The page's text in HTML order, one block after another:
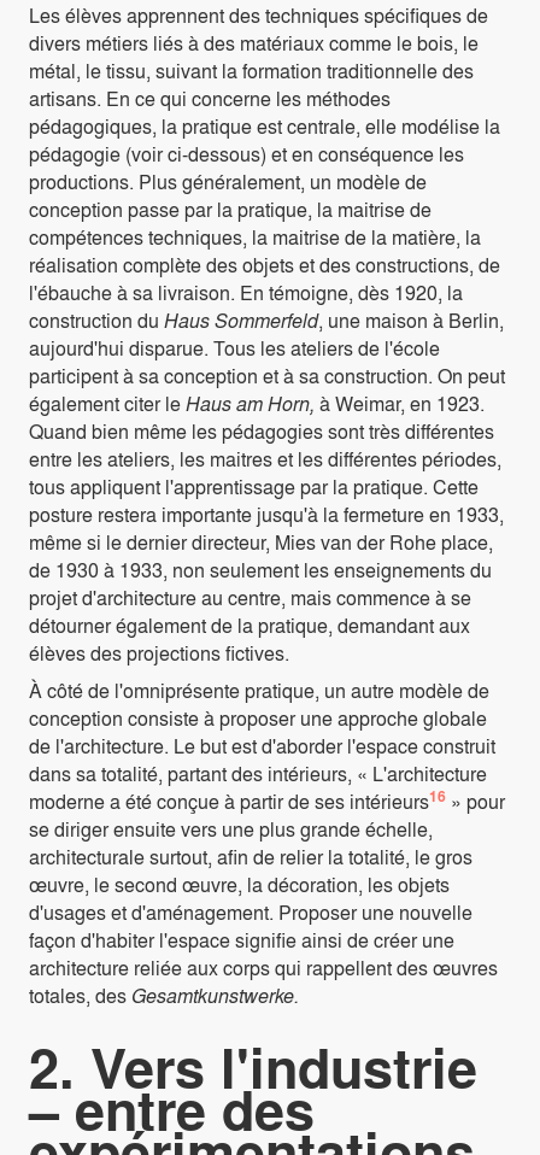
Les élèves apprennent des techniques spécifiques de
divers métiers liés à des matériaux comme le bois, le
métal, le tissu, suivant la formation traditionnelle des
artisans. En ce qui concerne les méthodes
pédagogiques, la pratique est centrale, elle modélise la
pédagogie (voir ci-dessous) et en conséquence les
productions. Plus généralement, un modèle de
conception passe par la pratique, la maitrise de
compétences techniques, la maitrise de la matière, la
réalisation complète des objets et des constructions, de
l'ébauche à sa livraison. En témoigne, dès 1920, la
construction du Haus Sommerfeld, une maison à Berlin,
aujourd'hui disparue. Tous les ateliers de l'école
participent à sa conception et à sa construction. On peut
également citer leHaus am Horn, à Weimar, en 1923.
Quand bien même les pédagogies sont très différentes
entre les ateliers, les maitres et les différentes périodes,
tous appliquent l'apprentissage par la pratique. Cette
posture restera importante jusqu'à la fermeture en 1933,
même si le dernier directeur, Mies van der Rohe place,
de 1930 à 1933, non seulement les enseignements du
projet d'architecture au centre, mais commence à se
détourner également de la pratique, demandant aux
élèves des projections fictives.
À côté de l'omniprésente pratique, un autre modèle de
conception consiste à proposer une approche globale
de l'architecture. Le but est d'aborder l'espace construit
dans sa totalité, partant des intérieurs, « L'architecture
moderne a été conçue à partir de ses intérieurs16 » pour
se diriger ensuite vers une plus grande échelle,
architecturale surtout, afin de relier la totalité, le gros
œuvre, le second œuvre, la décoration, les objets
d'usages et d'aménagement. Proposer une nouvelle
façon d'habiter l'espace signifie ainsi de créer une
architecture reliée aux corps qui rappellent des œuvres
totales, des Gesamtkunstwerke.
2. Vers l'industrie
– entre des